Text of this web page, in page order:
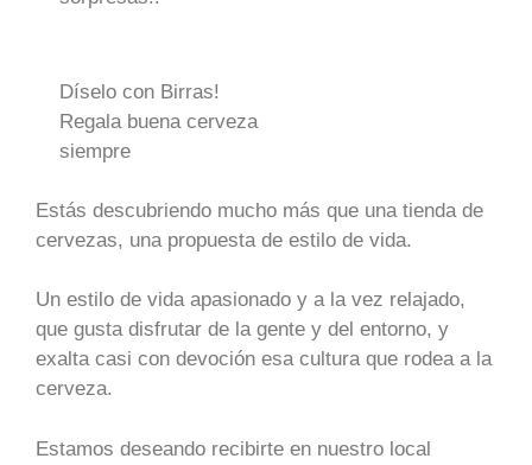
Díselo con Birras!
Regala buena cerveza
siempre
Estás descubriendo mucho más que una tienda de
cervezas, una propuesta de estilo de vida.
Un estilo de vida apasionado y a la vez relajado,
que gusta disfrutar de la gente y del entorno, y
exalta casi con devoción esa cultura que rodea a la
cerveza.
Estamos deseando recibirte en nuestro local